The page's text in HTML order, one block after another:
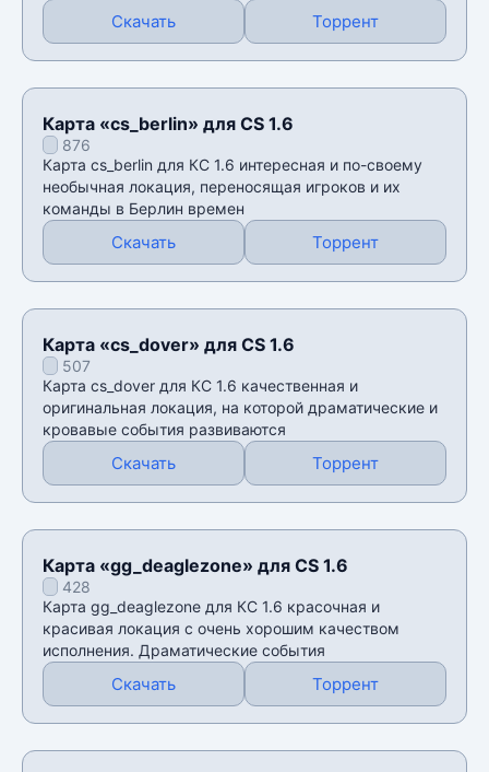
Скачать Торрент
Карта «cs_berlin» для CS 1.6
876
Карта cs_berlin для КС 1.6 интересная и по-своему
необычная локация, переносящая игроков и их
команды в Берлин времен
Скачать Торрент
Карта «cs_dover» для CS 1.6
507
Карта cs_dover для КС 1.6 качественная и
оригинальная локация, на которой драматические и
кровавые события развиваются
Скачать Торрент
Карта «gg_deaglezone» для CS 1.6
428
Карта gg_deaglezone для КС 1.6 красочная и
красивая локация с очень хорошим качеством
исполнения. Драматические события
Скачать Торрент